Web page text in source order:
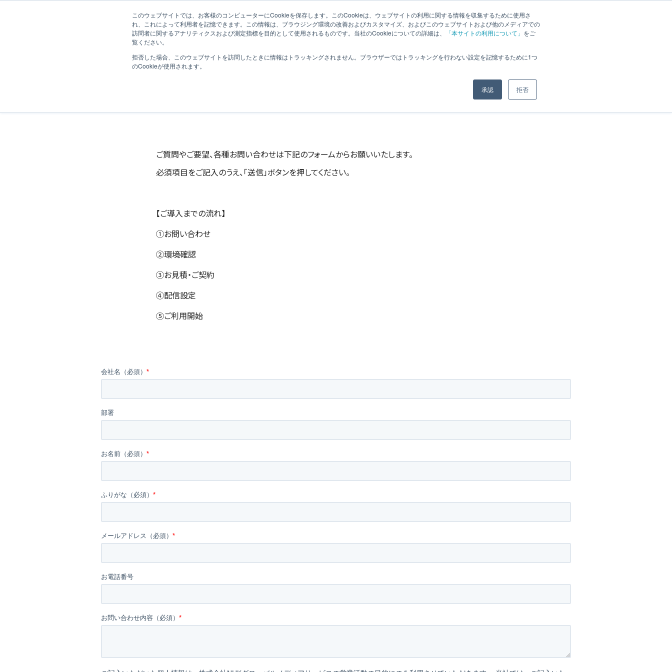
このウェブサイトでは、お客様のコンピューターにCookieを保存します。このCookieは、ウェブサイトの利用に関する情報を収集するために使用さ
れ、これによって利用者を記憶できます。この情報は、ブラウジング環境の改善およびカスタマイズ、およびこのウェブサイトおよび他のメディアでの
訪問者に関するアナリティクスおよび測定指標を目的として使用されるものです。当社のCookieについての詳細は、
「本サイトの利用について」 をご
覧ください。
拒否した場合、このウェブサイトを訪問したときに情報はトラッキングされません。ブラウザーではトラッキングを行わない設定を記憶するために1つ
のCookieが使用されます。
承認 拒否
コンテンツの特徴 導入実績 ラインナップ
ご質問やご要望、各種お問い合わせは下記のフォームからお願いいたします。
必須項目をご記入のうえ、「送信」ボタンを押してください。
【ご導入までの流れ】
①お問い合わせ
②環境確認
③お見積・ご契約
④配信設定
⑤ご利用開始